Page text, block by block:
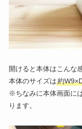
開けると本体はこんな
本体のサイズは約
※ちなみに本体画面に
ります。